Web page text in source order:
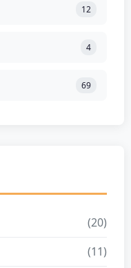
12
4
69
(20)
(11)